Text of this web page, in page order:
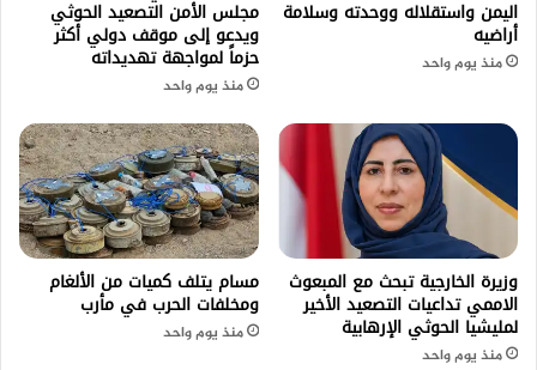
اليمن واستقلاله ووحدته وسلامة
أراضيه
منذ يوم واحد
مجلس الأمن التصعيد الحوثي
ويدعو إلى موقف دولي أكثر
حزماً لمواجهة تهديداته
منذ يوم واحد
وزيرة الخارجية تبحث مع المبعوث
الاممي تداعيات التصعيد الأخير
لمليشيا الحوثي الإرهابية
منذ يوم واحد
مسام يتلف كميات من الألغام
ومخلفات الحرب في مأرب
منذ يوم واحد